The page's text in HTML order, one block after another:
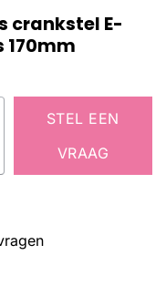
crankstel E-
170mm
STEL EEN
VRAAG